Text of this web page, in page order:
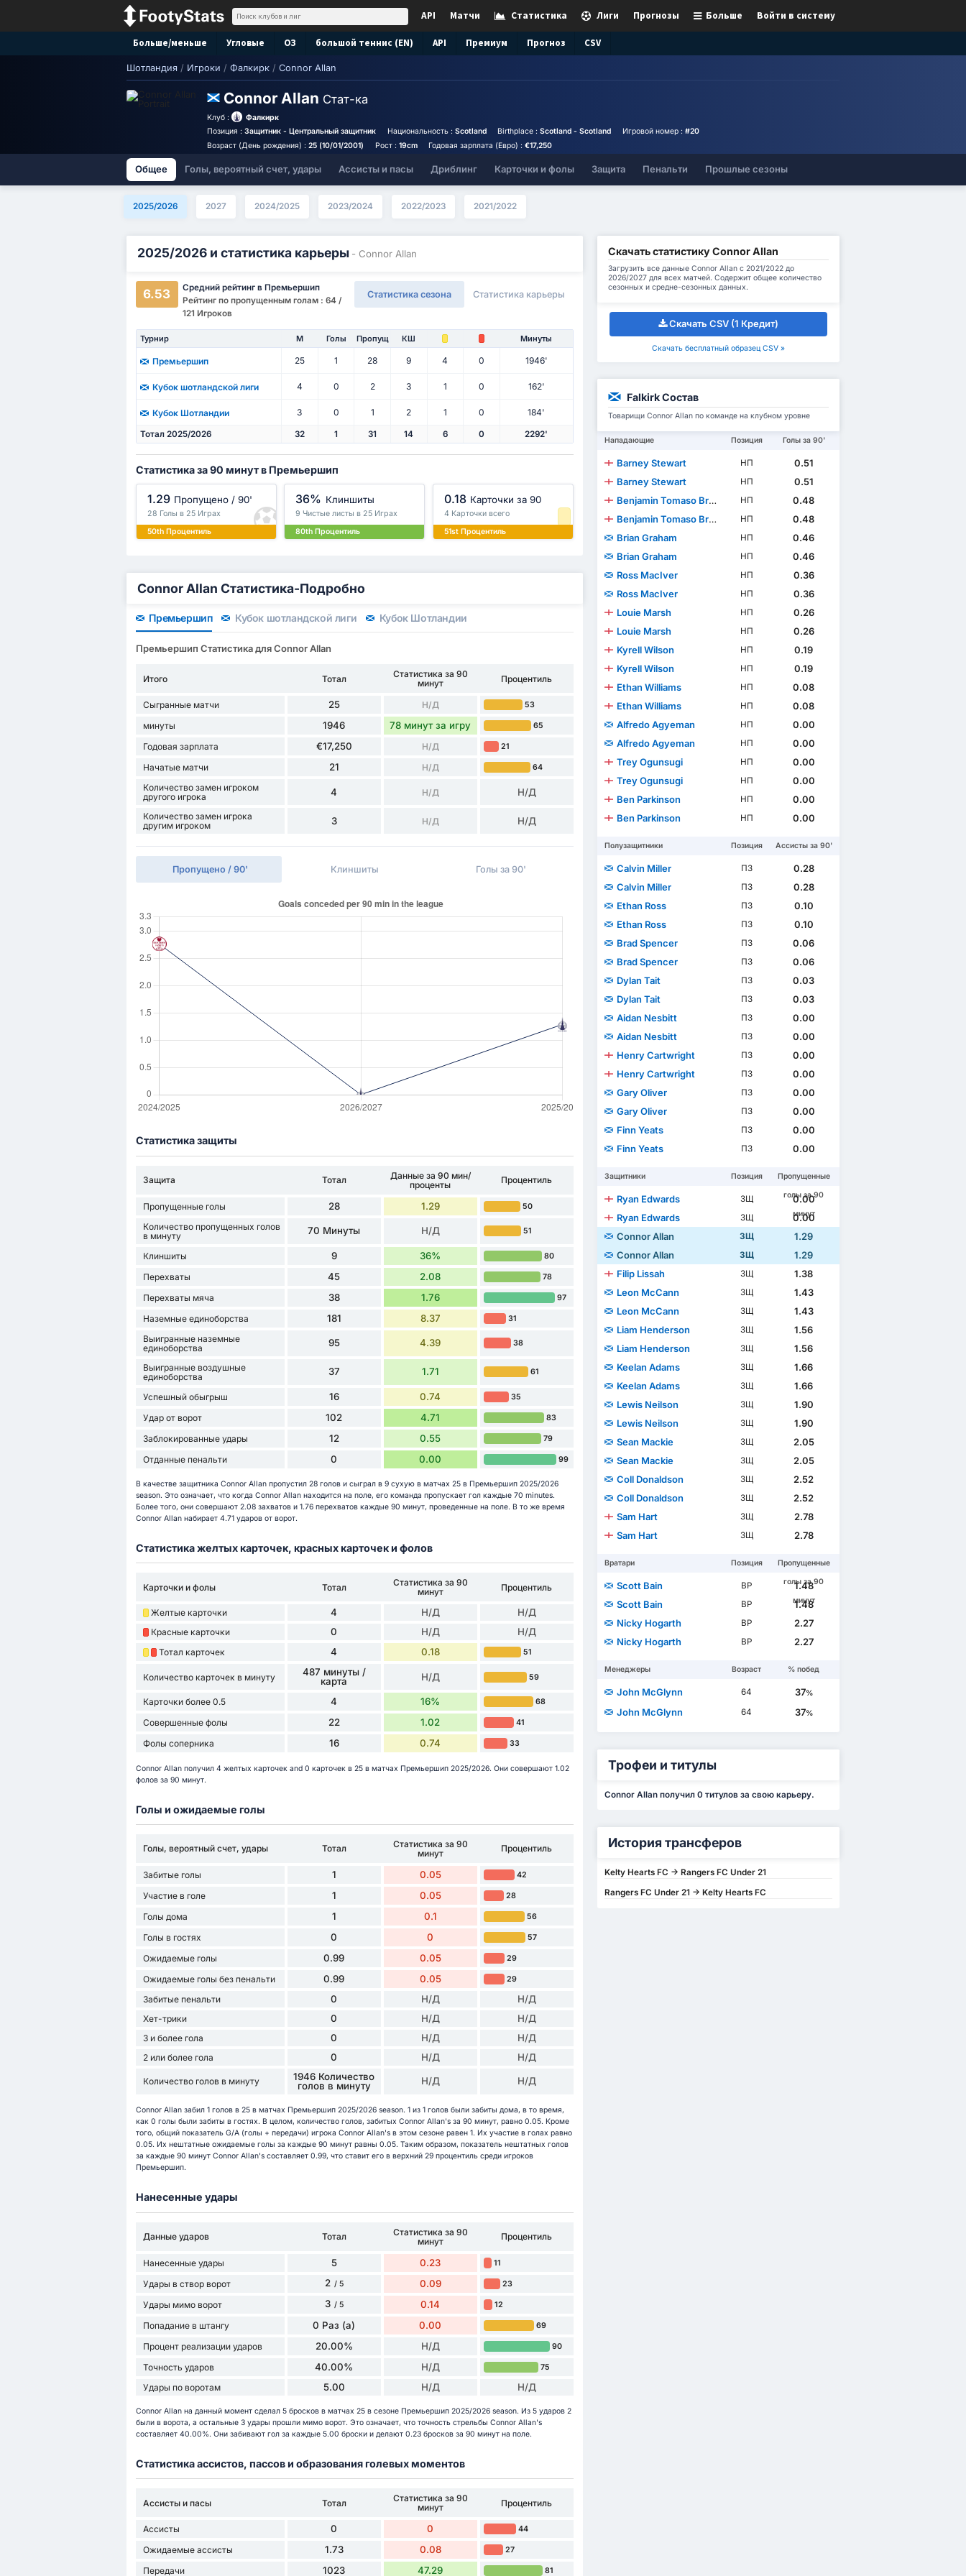
Войти в систему
Больше
Прогнозы
Лиги
Статистика
Матчи
API
Больше/меньше Угловые ОЗ большой теннис (EN) API Премиум Прогноз CSV
Шотландия / Игроки / Фалкирк / Connor Allan
Connor Allan Стат-ка
Клуб :
Фалкирк
Позиция :Защитник - Центральный защитник Национальность : Scotland Birthplace :Scotland - Scotland Игровой номер : #20
Возраст (День рождения) :25 (10/01/2001) Рост : 19cm Годовая зарплата (Евро) :€17,250
Общее Голы, вероятный счет, удары Ассисты и пасы Дриблинг Карточки и фолы Защита Пенальти Прошлые сезоны
2025/2026 2027 2024/2025 2023/2024 2022/2023 2021/2022
2025/2026 и статистика карьеры - Connor Allan
6.53
Средний рейтинг в Премьершип
Рейтинг по пропущенным голам : 64 /
121 Игроков
Статистика сезона Статистика карьеры
Турнир М Голы Пропущ КШ Минуты
Премьершип 25 1 28 9 4 0 1946'
Кубок шотландской лиги 4 0 2 3 1 0 162'
Кубок Шотландии 3 0 1 2 1 0 184'
Тотал 2025/2026 32 1 31 14 6 0 2292'
Статистика за 90 минут в Премьершип
1.29 Пропущено / 90'
28 Голы в 25 Играх
50th Процентиль
36% Клиншиты
9 Чистые листы в 25 Играх
80th Процентиль
0.18 Карточки за 90
4 Карточки всего
51st Процентиль
Connor Allan Статистика-Подробно
Премьершип Кубок шотландской лиги Кубок Шотландии
Премьершип Статистика для Connor Allan
Итого Тотал
Статистика за 90
минут
Процентиль
Сыгранные матчи 25 Н/Д 53
минуты 1946 78 минут за игру 65
Годовая зарплата €17,250 Н/Д 21
Начатые матчи 21 Н/Д 64
Количество замен игроком
другого игрока
4 Н/Д Н/Д
Количество замен игрока
другим игроком
3 Н/Д Н/Д
Пропущено / 90' Клиншиты Голы за 90'
Статистика защиты
Защита Тотал
Данные за 90 мин/
проценты
Процентиль
Пропущенные голы 28 1.29 50
Количество пропущенных голов
в минуту
70 Минуты Н/Д 51
Клиншиты 9 36% 80
Перехваты 45 2.08 78
Перехваты мяча 38 1.76 97
Наземные единоборства 181 8.37 31
Выигранные наземные
единоборства
95 4.39 38
Выигранные воздушные
единоборства
37 1.71 61
Успешный обыгрыш 16 0.74 35
Удар от ворот 102 4.71 83
Заблокированные удары 12 0.55 79
Отданные пенальти 0 0.00 99
В качестве защитника Connor Allan пропустил 28 голов и сыграл в 9 сухую в матчах 25 в Премьершип 2025/2026
season. Это означает, что когда Connor Allan находится на поле, его команда пропускает гол каждые 70 minutes.
Более того, они совершают 2.08 захватов и 1.76 перехватов каждые 90 минут, проведенные на поле. В то же время
Connor Allan набирает 4.71 ударов от ворот.
Статистика желтых карточек, красных карточек и фолов
Карточки и фолы Тотал
Статистика за 90
минут
Процентиль
Желтые карточки 4 Н/Д Н/Д
Красные карточки 0 Н/Д Н/Д
Тотал карточек 4 0.18 51
Количество карточек в минуту
487 минуты /
карта
Н/Д 59
Карточки более 0.5 4 16% 68
Совершенные фолы 22 1.02 41
Фолы соперника 16 0.74 33
Connor Allan получил 4 желтых карточек and 0 карточек в 25 в матчах Премьершип 2025/2026. Они совершают 1.02
фолов за 90 минут.
Голы и ожидаемые голы
Голы, вероятный счет, удары Тотал
Статистика за 90
минут
Процентиль
Забитые голы 1 0.05 42
Участие в голе 1 0.05 28
Голы дома 1 0.1 56
Голы в гостях 0 0 57
Ожидаемые голы 0.99 0.05 29
Ожидаемые голы без пенальти 0.99 0.05 29
Забитые пенальти 0 Н/Д Н/Д
Хет-трики 0 Н/Д Н/Д
3 и более гола 0 Н/Д Н/Д
2 или более гола 0 Н/Д Н/Д
Количество голов в минуту
1946 Количество
голов в минуту
Н/Д Н/Д
Connor Allan забил 1 голов в 25 в матчах Премьершип 2025/2026 season. 1 из 1 голов были забиты дома, в то время,
как 0 голы были забиты в гостях. В целом, количество голов, забитых Connor Allan's за 90 минут, равно 0.05. Кроме
того, общий показатель G/A (голы + передачи) игрока Connor Allan's в этом сезоне равен 1. Их участие в голах равно
0.05. Их нештатные ожидаемые голы за каждые 90 минут равны 0.05. Таким образом, показатель нештатных голов
за каждые 90 минут Connor Allan's составляет 0.99, что ставит его в верхний 29 процентиль среди игроков
Премьершип.
Нанесенные удары
Данные ударов Тотал
Статистика за 90
минут
Процентиль
Нанесенные удары 5 0.23 11
Удары в створ ворот 2 / 5 0.09 23
Удары мимо ворот 3 / 5 0.14 12
Попадание в штангу 0 Раз (а) 0.00 69
Процент реализации ударов 20.00% Н/Д 90
Точность ударов 40.00% Н/Д 75
Удары по воротам 5.00 Н/Д Н/Д
Connor Allan на данный момент сделал 5 бросков в матчах 25 в сезоне Премьершип 2025/2026 season. Из 5 ударов 2
были в ворота, а остальные 3 удары прошли мимо ворот. Это означает, что точность стрельбы Connor Allan's
составляет 40.00%. Они забивают гол за каждые 5.00 броски и делают 0.23 бросков за 90 минут на поле.
Статистика ассистов, пассов и образования голевых моментов
Ассисты и пасы Тотал
Статистика за 90
минут
Процентиль
Ассисты 0 0 44
Ожидаемые ассисты 1.73 0.08 27
Передачи 1023 47.29 81
Скачать статистику Connor Allan
Загрузить все данные Connor Allan с 2021/2022 до
2026/2027 для всех матчей. Содержит общее количество
сезонных и средне-сезонных данных.
Скачать CSV (1 Кредит)
Скачать бесплатный образец CSV »
Falkirk Состав
Товарищи Connor Allan по команде на клубном уровне
Нападающие Позиция Голы за 90'
Barney Stewart НП
0.51
Barney Stewart
НП
0.51
Benjamin Tomaso Broggio
НП
0.48
Benjamin Tomaso Broggio
НП
0.48
Brian Graham
НП
0.46
Brian Graham
НП
0.46
Ross MacIver
НП
0.36
Ross MacIver
НП
0.36
Louie Marsh
НП
0.26
Louie Marsh
НП
0.26
Kyrell Wilson
НП
0.19
Kyrell Wilson
НП
0.19
Ethan Williams
НП
0.08
Ethan Williams
НП
0.08
Alfredo Agyeman
НП
0.00
Alfredo Agyeman
НП
0.00
Trey Ogunsugi
НП
0.00
Trey Ogunsugi
НП
0.00
Ben Parkinson
НП
0.00
Ben Parkinson
НП 0.00
Полузащитники Позиция Ассисты за 90'
Calvin Miller ПЗ
0.28
Calvin Miller
ПЗ
0.28
Ethan Ross
ПЗ
0.10
Ethan Ross
ПЗ
0.10
Brad Spencer
ПЗ
0.06
Brad Spencer
ПЗ
0.06
Dylan Tait
ПЗ
0.03
Dylan Tait
ПЗ
0.03
Aidan Nesbitt
ПЗ
0.00
Aidan Nesbitt
ПЗ
0.00
Henry Cartwright
ПЗ
0.00
Henry Cartwright
ПЗ
0.00
Gary Oliver
ПЗ
0.00
Gary Oliver
ПЗ
0.00
Finn Yeats
ПЗ
0.00
Finn Yeats
ПЗ 0.00
Защитники Позиция
Пропущенные
голы за 90
минут
Ryan Edwards ЗЩ
0.00
Ryan Edwards
ЗЩ
0.00
Connor Allan
ЗЩ
1.29
Connor Allan
ЗЩ
1.29
Filip Lissah
ЗЩ
1.38
Leon McCann
ЗЩ
1.43
Leon McCann
ЗЩ
1.43
Liam Henderson
ЗЩ
1.56
Liam Henderson
ЗЩ
1.56
Keelan Adams
ЗЩ
1.66
Keelan Adams
ЗЩ
1.66
Lewis Neilson
ЗЩ
1.90
Lewis Neilson
ЗЩ
1.90
Sean Mackie
ЗЩ
2.05
Sean Mackie
ЗЩ
2.05
Coll Donaldson
ЗЩ
2.52
Coll Donaldson
ЗЩ
2.52
Sam Hart
ЗЩ
2.78
Sam Hart
ЗЩ 2.78
Вратари Позиция
Пропущенные
голы за 90
минут
Scott Bain ВР
1.48
Scott Bain
ВР
1.48
Nicky Hogarth
ВР
2.27
Nicky Hogarth
ВР 2.27
Менеджеры Возраст % побед
John McGlynn 64 37%
John McGlynn 64 37%
Трофеи и титулы
Connor Allan получил 0 титулов за свою карьеру.
История трансферов
Kelty Hearts FC -> Rangers FC Under 21
Rangers FC Under 21 -> Kelty Hearts FC